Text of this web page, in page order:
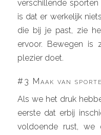
verschillende
is dat er werkelijk
die bij je past, zie
ervoor. Bewegen is
plezier doet.
#3 Maak van
Als we het druk
eerste dat erbij
voldoende rust, we